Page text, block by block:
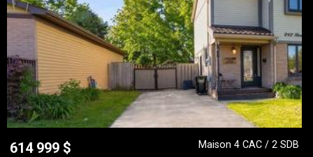
614 999 $
Maison 4 CAC / 2 SDB